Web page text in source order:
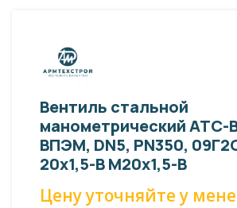
Вентиль стальной
манометрический АТС-
ВПЭМ, DN5, PN350,
20х1,5-В М20х1,5-В
Цену уточняйте у